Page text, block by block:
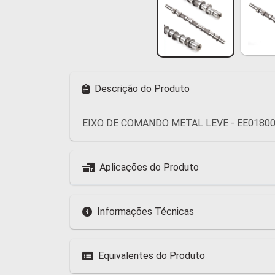
Descrição do Produto
EIXO DE COMANDO METAL LEVE -
Aplicações do Produto
Informações Técnicas
Equivalentes do Produto